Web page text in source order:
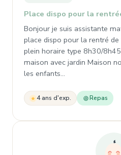
Place dispo pour la
Bonjour je suis assistante
place dispo pour la rentré
plein horaire type 8h30/
maison avec jardin Maison
les enfants…
4 ans d'exp. Repas